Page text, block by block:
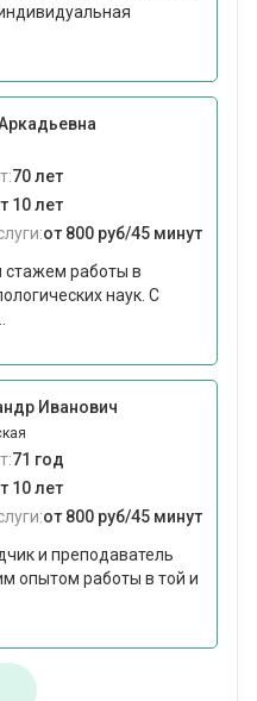
70 лет
10 лет
от 800 руб/45 минут
стажем работы в
наук. С
Иванович
71 год
10 лет
от 800 руб/45 минут
и преподаватель
опытом работы в той и